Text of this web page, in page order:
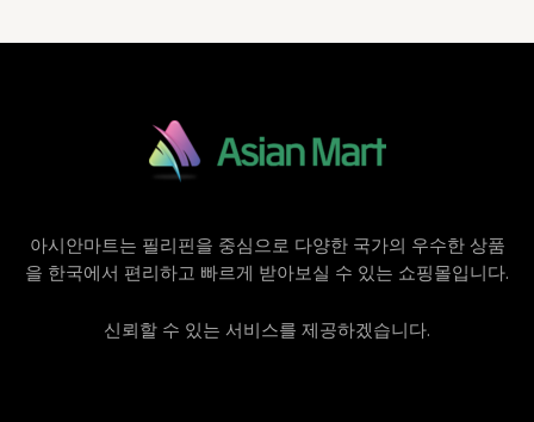
아시안마트는 필리핀을 중심으로 다양한 국가의 우수한 상품
을 한국에서 편리하고 빠르게 받아보실 수 있는 쇼핑몰입니다.
신뢰할 수 있는 서비스를 제공하겠습니다.